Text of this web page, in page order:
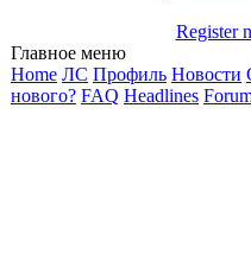
Register
Главное меню
Home ЛС Профиль Новости
нового? FAQ Headlines